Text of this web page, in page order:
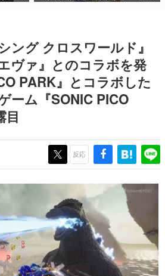
な影響を受けた作家さんに取材し、ゲームが
ンツ産業やカルチャーに与えた影響を探る企
イルゲーム産業史
ルゲーム史における主要なトピック・タイト
ほか、開発者へのインタビューや識者による
約20年の歴史が一望できる決定版！
り〜ゲームクリエイターの青春〜
ゲーム業界レポートマンガです。
ームは面白い？
ら解き明かしていく、硬派で骨太な評論連載
えた日本語
裏技」「ラスボス」… ゲームにまつわる言葉
法の変遷を、コンピューター文化史研究家・タ
底調査。
日8月
な
の歩き方 川崎市』が8月6日に発
ング クロスワールド』
ヴァ』とのコラボを発
PARK』とコラボした
ーム『SONIC PICO
目
反応